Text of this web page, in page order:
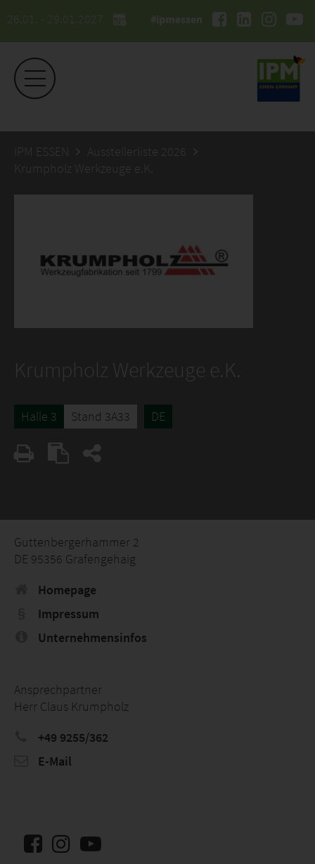
26.01. - 29.01.2027 #ipmessen
IPM ESSEN
Ausstellerliste 2026
Krumpholz Werkzeuge e.K.
Krumpholz Werkzeuge e.K.
Halle 3 Stand 3A33 DE
Guttenbergerhammer 2
DE 95356 Grafengehaig
Homepage
Impressum
Unternehmensinfos
Ansprechpartner
Herr Claus Krumpholz
+49 9255/362
E-Mail